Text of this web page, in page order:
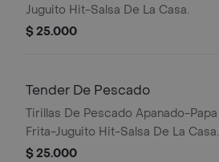
Juguito Hit-Salsa De La Casa.
$ 25.000
Tender De Pescado
Tirillas De Pescado Apanado-Papa
Frita-Juguito Hit-Salsa De La Casa.
$ 25.000